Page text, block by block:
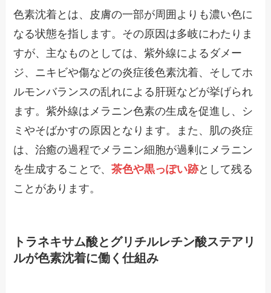
色素沈着とは、皮膚の一部が周囲よりも濃い色に
なる状態を指します。その原因は多岐にわたりま
すが、主なものとしては、紫外線によるダメー
ジ、ニキビや傷などの炎症後色素沈着、そしてホ
ルモンバランスの乱れによる肝斑などが挙げられ
ます。紫外線はメラニン色素の生成を促進し、シ
ミやそばかすの原因となります。また、肌の炎症
は、治癒の過程でメラニン細胞が過剰にメラニン
を生成することで、茶色や黒っぽい跡として残る
ことがあります。
トラネキサム酸とグリチルレチン酸ステアリ
ルが色素沈着に働く仕組み